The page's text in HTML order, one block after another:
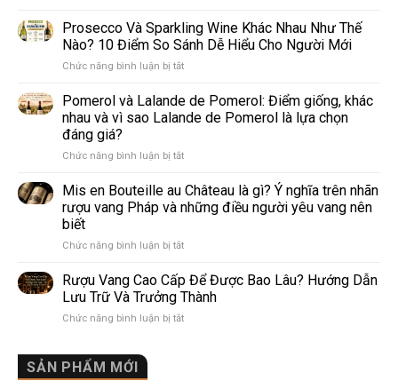
giống
nho
trắng
làm
vang
phổ
thế
Prosecco Và Sparkling Wine Khác Nhau Như Thế
Nào? 10 Điểm So Sánh Dễ Hiểu Cho Người Mới
Chức năng bình luận bị tắtở
Sparkling
Wine
Nhau
Thế
Nào?
10
So
Dễ
Hiểu
Người
Pomerol và Lalande de Pomerol: Điểm giống, khác
nhau và vì sao Lalande de Pomerol là lựa chọn
đáng giá?
Chức năng bình luận bị tắtở
và
Lalande
de
Điểm
khác
nhau
và
vì
Mis en Bouteille au Château là gì? Ý nghĩa trên nhãn
rượu vang Pháp và những điều người yêu vang nên
biết
Chức năng bình luận bị tắtở
en
Bouteille
au
Château
Rượu Vang Cao Cấp Để Được Bao Lâu? Hướng Dẫn
Lưu Trữ Và Trưởng Thành
Chức năng bình luận bị tắtở
SẢN PHẨM MỚI